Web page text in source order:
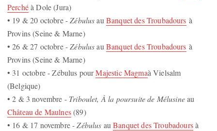
Perchéà Dole (Jura)
• 19 & 20 octobre -Zébulusau Banquet des Troubadours à
Provins (Seine & Marne)
• 26 & 27 octobre -Zébulusau Banquet des Troubadours à
Provins (Seine & Marne)
• 31 octobre - Zébulus pourMajestic MagmaàVielsalm
(Belgique)
• 2 & 3 novembre - Triboulet, À la poursuite de Mélusineau
Château de Maulnes(89)
• 16 & 17 novembre -Zébulus auBanquet des Troubadoursà